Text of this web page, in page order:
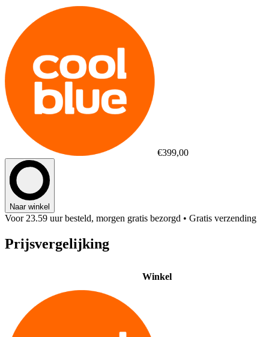
€399,00
Naar winkel
Voor 23.59 uur besteld, morgen gratis bezorgd • Gratis verzending
Prijsvergelijking
Winkel